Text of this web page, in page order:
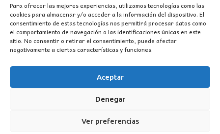
Para ofrecer las mejores experiencias, utilizamos tecnologías como las
cookies para almacenar y/o acceder a la información del dispositivo. El
consentimiento de estas tecnologías nos permitirá procesar datos como
el comportamiento de navegación o las identificaciones únicas en este
sitio. No consentir o retirar el consentimiento, puede afectar
negativamente a ciertas características y funciones.
Aceptar
Denegar
Ver preferencias
CONTACTO
MI CUENTA